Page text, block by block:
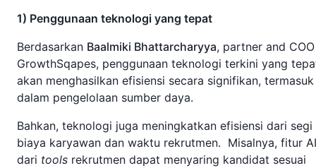
1) Penggunaan teknologi yang tepat
Berdasarkan Baalmiki Bhattarcharyya, partner and
GrowthSqapes, penggunaan teknologi terkini yang
akan menghasilkan efisiensi secara signifikan, termasuk
dalam pengelolaan sumber daya.
Bahkan, teknologi juga meningkatkan efisiensi dari segi
biaya karyawan dan waktu rekrutmen. Misalnya, fitur AI
dari tools rekrutmen dapat menyaring kandidat sesuai